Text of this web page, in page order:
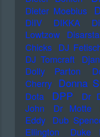
Dieter Moebius
DiIV DIKKA
Lowtzow
Chicks DJ
DJ Tomcraft
Dolly Parton
Cherry Donna
Dota
DPP Dr
John
Dr Motte
Eddy
Dub
Ellington
Duke